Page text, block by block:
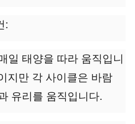
:
일 태양을 따라 움직입니
지만 각 사이클은 바람
유리를 움직입니다.